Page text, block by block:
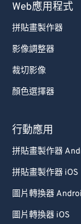
Web應用程式
拼貼畫製作器
影像調整器
裁切影像
顏色選擇器
行動應用
拼貼畫製作器
拼貼畫製作器 iOS
圖片轉換器
圖片轉換器 iOS